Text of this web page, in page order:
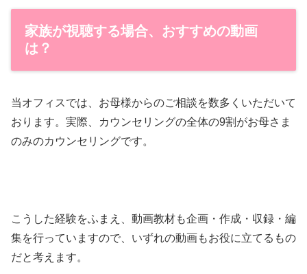
家族が視聴する場合、おすすめの動画
は？
当オフィスでは、お母様からのご相談を数多くいただいて
おります。実際、カウンセリングの全体の9割がお母さま
のみのカウンセリングです。
こうした経験をふまえ、動画教材も企画・作成・収録・編
集を行っていますので、いずれの動画もお役に立てるもの
だと考えます。